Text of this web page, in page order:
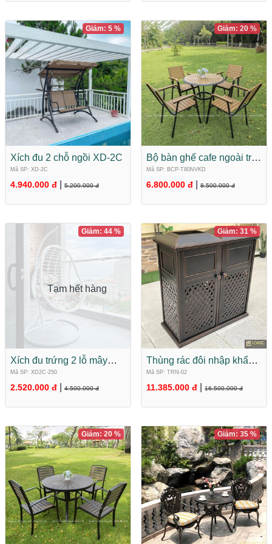
Xích đu 2 chỗ ngồi XD-2C
Mã SP: XD-2C
4.940.000 đ 5.200.000 đ
Giảm: 5 %
Bộ bàn ghế cafe ngoài trời
Composite BCP-
T80NVKD
Mã SP: BCP-T80NVKD
6.800.000 đ 8.500.000 đ
Giảm: 20 %
Tạm hết hàng
Xích đu trứng 2 lỗ mây
nhựa nhập khẩu XD2C-
250
Mã SP: XD2C-250
2.520.000 đ 4.500.000 đ
Giảm: 44 %
Thùng rác đôi nhập khẩu
hợp kim nhôm đúc cao
cấp TRN-02
Mã SP: TRN-02
11.385.000 đ 16.500.000 đ
Giảm: 31 %
Giảm: 20 % Giảm: 35 %